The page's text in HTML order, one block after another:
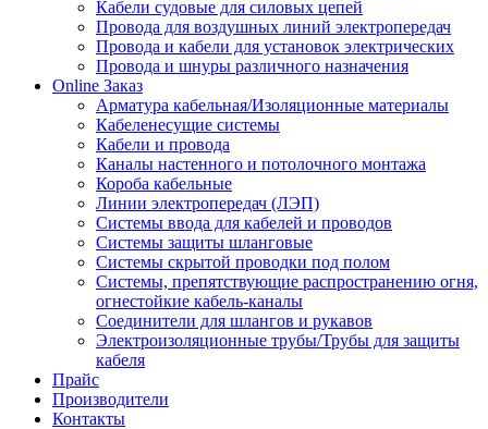
Кабели судовые для силовых цепей
Провода для воздушных линий электропередач
Провода и кабели для установок электрических
Провода и шнуры различного назначения
Online Заказ
Арматура кабельная/Изоляционные материалы
Кабеленесущие системы
Кабели и провода
Каналы настенного и потолочного монтажа
Короба кабельные
Линии электропередач (ЛЭП)
Системы ввода для кабелей и проводов
Системы защиты шланговые
Системы скрытой проводки под полом
Системы, препятствующие распространению огня,
огнестойкие кабель-каналы
Соединители для шлангов и рукавов
Электроизоляционные трубы/Трубы для защиты
кабеля
Прайс
Производители
Контакты